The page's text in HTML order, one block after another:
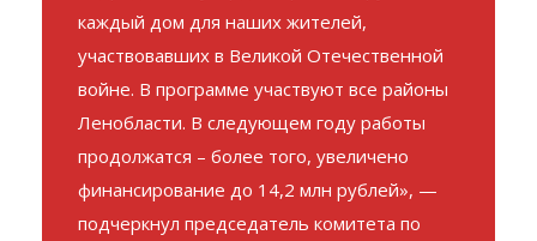
«Эти работы ведутся особенно тщательно,
подрядчики с усердием ремонтируют
каждый дом для наших жителей,
участвовавших в Великой Отечественной
войне. В программе участвуют все районы
Ленобласти. В следующем году работы
продолжатся – более того, увеличено